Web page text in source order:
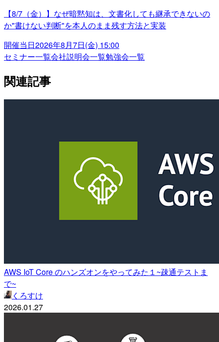
【8/7（金）】なぜ暗黙知は、文書化しても継承できないの
か"書けない判断"を本人のまま残す方法と実装
開催当日2026年8月7日(金) 15:00
セミナー一覧会社説明会一覧勉強会一覧
関連記事
AWS IoT Core のハンズオンをやってみた１~疎通テストま
で~
くろすけ
2026.01.27